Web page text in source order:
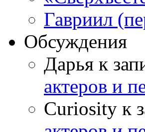
Гавриил
Обсуждения
Дарья к
актеров и
Curiosity к